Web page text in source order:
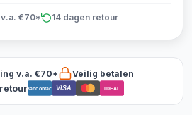
v.a. €70* 14 dagen retour
v.a. €70*
Veilig betalen
Bancontact VISA iDEAL